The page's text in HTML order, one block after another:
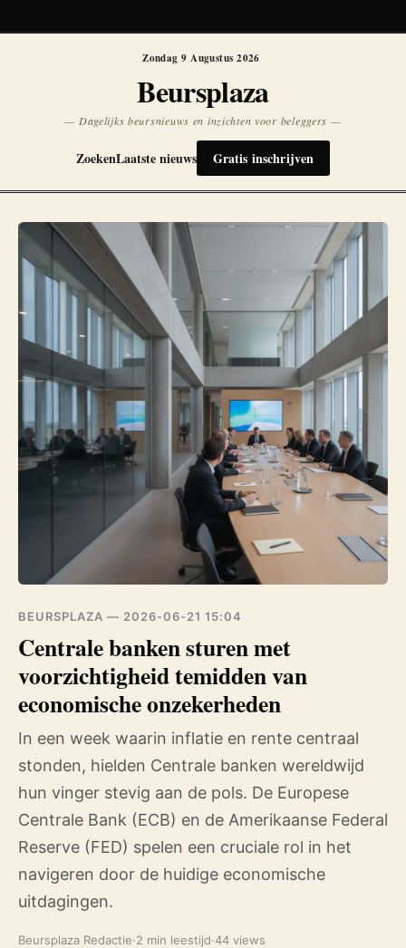
Zondag 9 Augustus 2026
Beursplaza
— Dagelijks beursnieuws en inzichten voor beleggers —
ZoekenLaatste nieuws Gratis inschrijven
BEURSPLAZA — 2026-06-21 15:04
Centrale banken sturen met
voorzichtigheid temidden van
economische onzekerheden
In een week waarin inflatie en rente centraal
stonden, hielden Centrale banken wereldwijd
hun vinger stevig aan de pols. De Europese
Centrale Bank (ECB) en de Amerikaanse Federal
Reserve (FED) spelen een cruciale rol in het
navigeren door de huidige economische
uitdagingen.
Beursplaza Redactie·2 min leestijd·44 views